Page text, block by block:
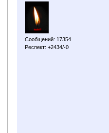
Сообщений: 17354
Респект: +2434/-0